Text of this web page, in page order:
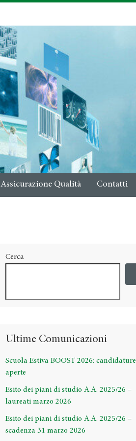
Assicurazione Qualità Contatti
Cerca
Ultime Comunicazioni
Scuola Estiva BOOST 2026: candidature
aperte
Esito dei piani di studio A.A. 2025/26 –
laureati marzo 2026
Esito dei piani di studio A.A. 2025/26 –
scadenza 31 marzo 2026